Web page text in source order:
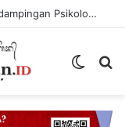
Polres Tabanan Beri Bantuan Dan Pendampingan Psikologis
Switch